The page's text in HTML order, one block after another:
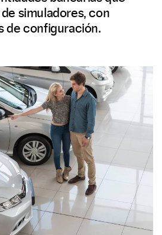
simuladores, con
de configuración.